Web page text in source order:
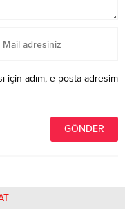
için adım, e-posta adresim
form